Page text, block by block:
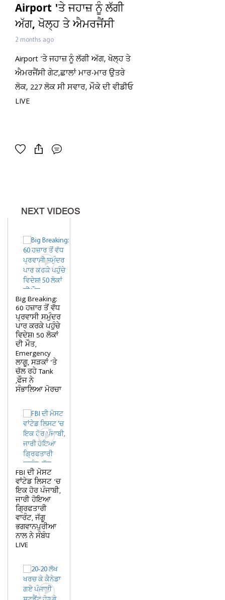
Airport 'ਤੇ ਜਹਾਜ਼ ਨੂੰ ਲੱਗੀ
ਅੱਗ, ਖੋਲ੍ਹ ਤੇ ਐਮਰਜੈਂਸੀ
ਗੇਟ,ਛਾਲਾਂ ਮਾਰ-ਮਾਰ ਉਤਰੇ
ਲੋਕ, 227 ਲੋਕ ਸੀ ਸਵਾਰ,
ਮੌਕੇ ਦੀ ਵੀਡੀਓ LIVE
2 months ago
Airport 'ਤੇ ਜਹਾਜ਼ ਨੂੰ ਲੱਗੀ ਅੱਗ, ਖੋਲ੍ਹ ਤੇ
ਐਮਰਜੈਂਸੀ ਗੇਟ,ਛਾਲਾਂ ਮਾਰ-ਮਾਰ ਉਤਰੇ
ਲੋਕ, 227 ਲੋਕ ਸੀ ਸਵਾਰ, ਮੌਕੇ ਦੀ ਵੀਡੀਓ
LIVE
NEXT VIDEOS
Big Breaking:
60 ਹਜ਼ਾਰ ਤੋਂ ਵੱਧ
ਪ੍ਰਵਾਸੀ ਸਮੁੰਦਰ
ਪਾਰ ਕਰਕੇ ਪਹੁੰਚੇ
ਵਿਦੇਸ਼! 50 ਲੋਕਾਂ
ਦੀ ਮੌਤ,
Emergency
ਲਾਗੂ, ਸੜਕਾਂ 'ਤੇ
ਚੱਲ ਰਹੇ Tank
,ਫੌਜ ਨੇ
ਸੰਭਾਲਿਆ ਮੋਰਚਾ
FBI ਦੀ ਮੋਸਟ
ਵਾਂਟੇਡ ਲਿਸਟ 'ਚ
ਇਕ ਹੋਰ ਪੰਜਾਬੀ,
ਜਾਰੀ ਹੋਇਆ
ਗ੍ਰਿਫਤਾਰੀ
ਵਾਰੰਟ, ਜੱਗੂ
ਭਗਵਾਨਪੁਰੀਆ
ਨਾਲ ਨੇ ਸੰਬੰਧ
LIVE